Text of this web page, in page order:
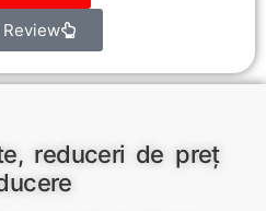
reduceri de preț